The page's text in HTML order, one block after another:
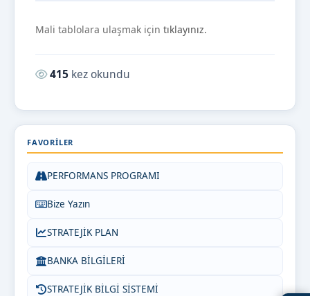
Mali tablolara ulaşmak için tıklayınız.
Okunma sayısı:
415 kez okundu
FAVORILER
PERFORMANS PROGRAMI
Bize Yazın
STRATEJİK PLAN
BANKA BİLGİLERİ
STRATEJİK BİLGİ SİSTEMİ